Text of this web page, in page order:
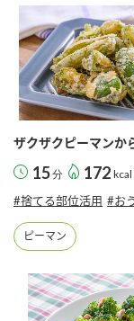
酢
お酢ドリン
新商品一覧
キャンペーン情報
ブランド・スペシ
ブランド・スペ
くらしプラ酢
カンタン酢
お酢ドリンク
企業情報
国内事業概要
ミツカングループ
ザクザクピーマンか
15分 172 kcal
#捨てる部位活用 #お
ピーマン